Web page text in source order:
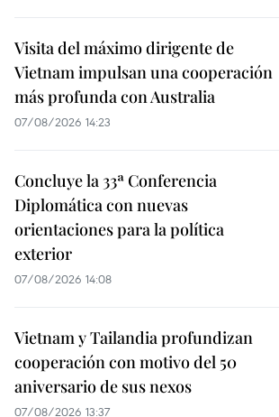
Visita del máximo dirigente de
Vietnam impulsan una cooperación
más profunda con Australia
07/08/2026 14:23
Concluye la 33ª Conferencia
Diplomática con nuevas
orientaciones para la política
exterior
07/08/2026 14:08
Vietnam y Tailandia profundizan
cooperación con motivo del 50
aniversario de sus nexos
07/08/2026 13:37